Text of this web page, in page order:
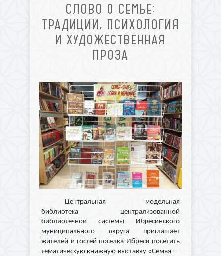
СЛОВО О СЕМЬЕ:
ТРАДИЦИИ, ПСИХОЛОГИЯ
И ХУДОЖЕСТВЕННАЯ
ПРОЗА
Центральная модельная
библиотека централизованной
библиотечной системы Ибресинского
муниципального округа приглашает
жителей и гостей посёлка Ибреси посетить
тематическую книжную выставку «Семья —